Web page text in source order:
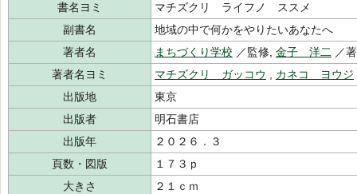
書名ヨミ
マチズクリ ライフノ ススメ
副書名
地域の中で何かをやりたいあなたへ
著者名
まちづくり学校 ／監修, 金子 洋二 ／
著者名ヨミ
マチズクリ ガッコウ
カネコ ヨウジ
出版地
東京
出版者
明石書店
出版年
２０２６．３
頁数・図版
１７３ｐ
大きさ
２１ｃｍ